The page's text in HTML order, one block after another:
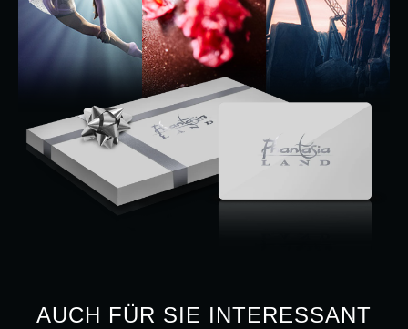
AUCH FÜR SIE INTERESSANT